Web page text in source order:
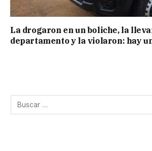
La drogaron en un boliche, la
departamento y la violaron: hay